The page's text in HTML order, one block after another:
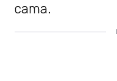
cama.